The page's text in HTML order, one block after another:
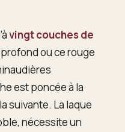
vingt couches de
ou ce rouge
est poncée à la
suivante. La laque
nécessite un